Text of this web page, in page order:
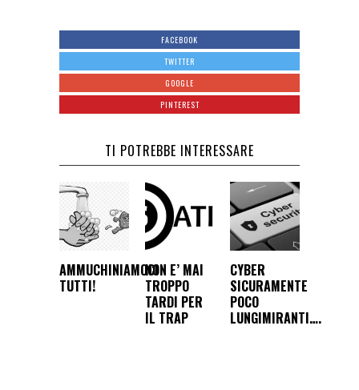
FACEBOOK
TWITTER
GOOGLE
PINTEREST
TI POTREBBE INTERESSARE
AMMUCHINIAMOCI
TUTTI!
NON E’ MAI
TROPPO
TARDI PER
IL TRAP
CYBER
SICURAMENTE
POCO
LUNGIMIRANTI….